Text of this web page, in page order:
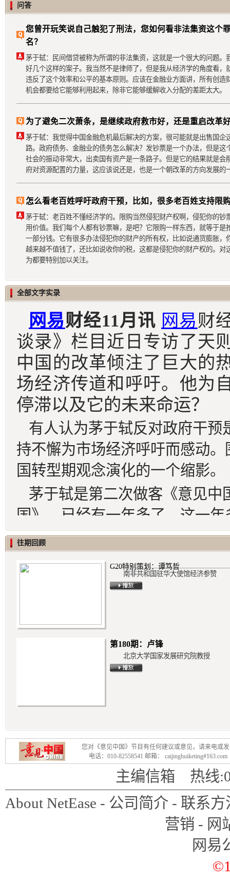
问答
您曾开玩笑说自己触犯了刑法，您如何看非法集资这个
名？
茅于轼：民间借贷被称为所谓的非法集资，这就是一个很大的问题。
好几个这样的案子。我当然不是律师了，但是我从经济学的角度看，
违反了这个效率和公平的基本原则。应该在金融业方面讲，所有创造
机会都要给它能够利用起来，除非它能够缓解收入分配的差距太大。
为了避免二次萧条，是继续政府救市好，还是重启改革
茅于轼：我觉得中国金融危机最后解决的方案，很可能就是出售国企
路。政府债务、金融业的债务怎么解决？发钞票是一个办法，但是这
社会的振动非常大，出卖国有资产是一条路子。但是它的结果就是会
府对资源配置的力量，这应该说还是，也是一个朝改革的方向发展的
怎么看老百姓呼吁政府干预，比如，很多老百姓支持限
茅于轼：老百姓不懂经济学的。限购当然侵犯财产权啊，侵犯你的钞
用价值。我们每个人都有钞票嘛，是吧？它限购一样东西，就等于是
一部分钱。它有很多办法侵犯你的财产的所有权，比如说通货膨胀，
越来越不值钱了，还比如说收你的税，这都是侵犯你的财产权的。对
为都要特别加以关注。
全部文字实录
网易财经11月讯 网易 财
谈录》栏目近日 专访了天
中国的改革倾注了巨大的
场经济传道和呼吁。他为
停滞以及它的未来命运？
有人认为茅于轼反对政府干
持不懈为市场经济呼吁而感动
国转型期观念演化的一个缩影。
茅于轼是第二次做客《意见
国》，已经有一年多了。这一
情。《意见中国》和网易经济
对话和思考，因此，特地邀请
谈中，茅老的忧思似乎比一年
受阻感受最深。他认为，金融
融业创造财富。非法集资罪不合
茅于轼对打着改革名义出台
对于遇到问题，人们就想到政
为，这是因为，一是政府天生
经济学。茅于轼说：“在这种时
提，就是政府能够做出一个正
是正确的，往往是整个搞错了
间里头是一点儿也不少见的。
经济的影子还在，它对中国人
茅于轼主张，通过出售国有
往期回顾
G20特别策划：谭笃哲
南非共和国驻华大使馆经济参赞
第180期：卢锋
北京大学国家发展研究院教授
您对《意见中国》节目有任何建议或意见，请来电或
电话：010-82558541 邮箱：
主编信箱 热线
About NetEase - 公司简介 - 联系方
营销 - 网
网易